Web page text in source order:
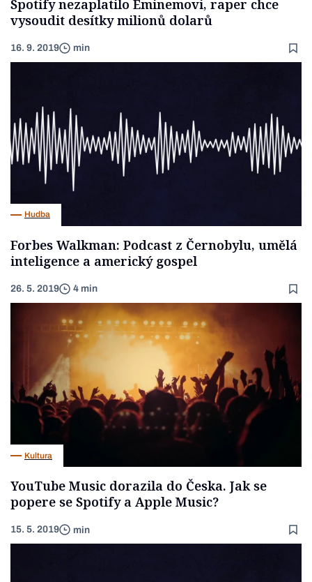
Spotify nezaplatilo Eminemovi, raper chce
vysoudit desítky milionů dolarů
16. 9. 2019 min
Hudba
Forbes Walkman: Podcast z Černobylu, umělá
inteligence a americký gospel
26. 5. 2019 4 min
Kultura
YouTube Music dorazila do Česka. Jak se
popere se Spotify a Apple Music?
15. 5. 2019 min